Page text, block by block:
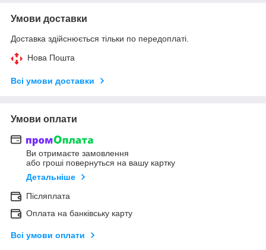
Умови доставки
Доставка здійснюється тільки по передоплаті.
Нова Пошта
Всі умови доставки
Умови оплати
Ви отримаєте замовлення
або гроші повернуться на вашу картку
Детальніше
Післяплата
Оплата на банківську карту
Всі умови оплати